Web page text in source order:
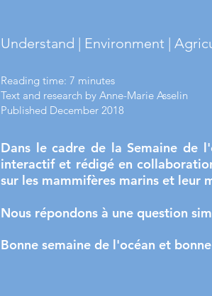
Understand | Environment |
Reading time: 7 minutes
Text and research by Anne-Marie Asselin
Published December 2018
Dans le cadre de la Semaine de
interactif et rédigé en
sur les mammifères marins et leur
Nous répondons à une question
Bonne semaine de l'océan et